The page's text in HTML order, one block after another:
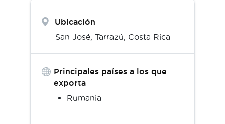
Ubicación
San José, Tarrazú, Costa Rica
Principales países a los que
exporta
Rumania